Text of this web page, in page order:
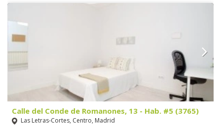
Calle del Conde de Romanones, 13 - Hab. #5 (3765)
Las Letras-Cortes, Centro, Madrid